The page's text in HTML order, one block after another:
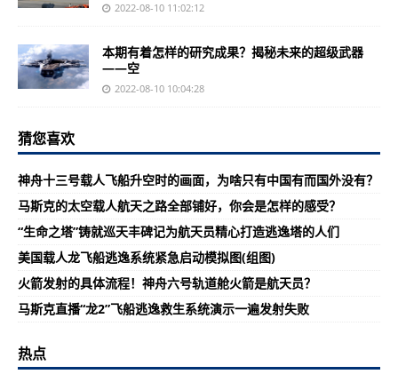
2022-08-10 11:02:12
本期有着怎样的研究成果？揭秘未来的超级武器
——空
2022-08-10 10:04:28
猜您喜欢
神舟十三号载人飞船升空时的画面，为啥只有中国有而国外没有？
马斯克的太空载人航天之路全部铺好，你会是怎样的感受？
“生命之塔”铸就巡天丰碑记为航天员精心打造逃逸塔的人们
美国载人龙飞船逃逸系统紧急启动模拟图(组图)
火箭发射的具体流程！神舟六号轨道舱火箭是航天员？
马斯克直播“龙2”飞船逃逸救生系统演示一遍发射失败
热点